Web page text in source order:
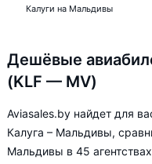
Калуги на Мальдивы
Дешёвые
(KLF — MV)
Aviasales.by найдет для
Калуга – Мальдивы,
Мальдивы в 45